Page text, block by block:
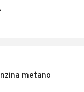
metano